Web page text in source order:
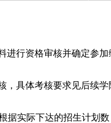
行资格审核并确定参加
具体考核要求见后续学
据实际下达的招生计划